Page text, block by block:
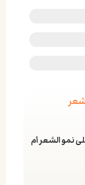
نمو الشعر أم